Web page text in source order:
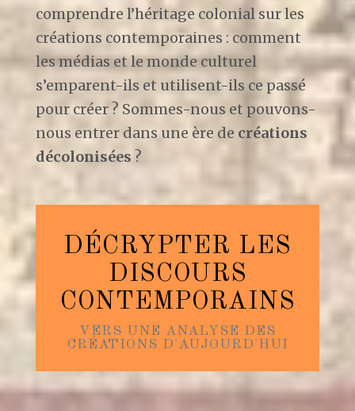
comprendre l’héritage colonial sur les
créations contemporaines : comment
les médias et le monde culturel
s’emparent-ils et utilisent-ils ce passé
pour créer ? Sommes-nous et pouvons-
nous entrer dans une ère de créations
décolonisées ?
DÉCRYPTER LES
DISCOURS
CONTEMPORAINS
VERS UNE ANALYSE DES
CRÉATIONS D'AUJOURD'HUI